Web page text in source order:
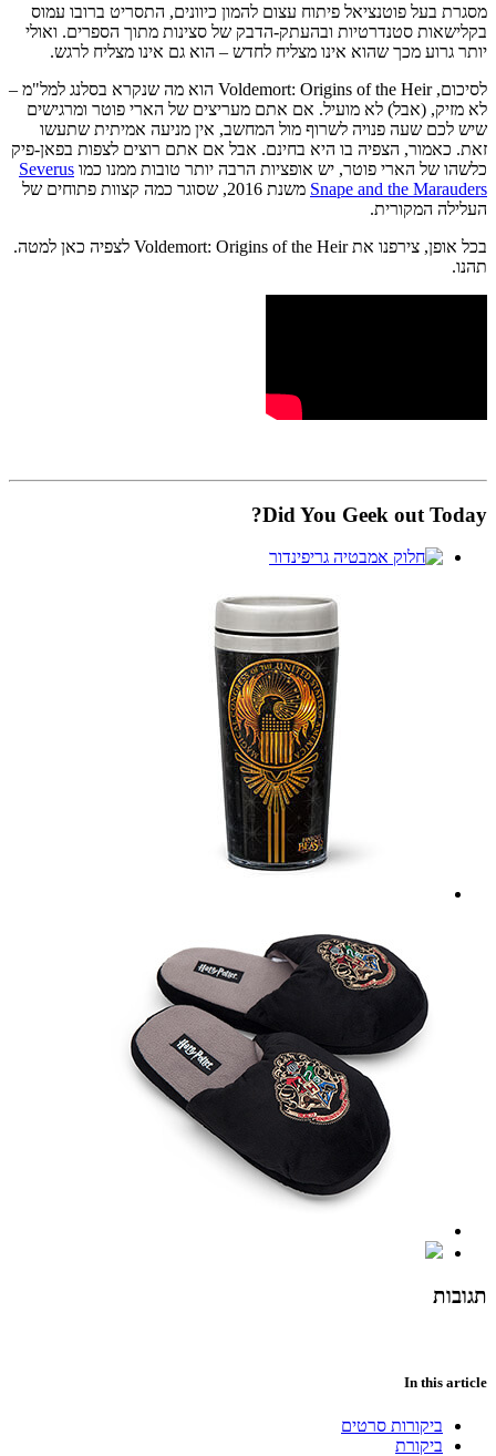
מסגרת בעל פוטנציאל פיתוח עצום להמון כיוונים, התסריט ברובו עמוס
בקלישאות סטנדרטיות ובהעתק-הדבק של סצינות מתוך הספרים. ואולי
יותר גרוע מכך שהוא אינו מצליח לחדש – הוא גם אינו מצליח לרגש.
לסיכום, Voldemort: Origins of the Heir הוא מה שנקרא בסלנג למל"מ –
לא מזיק, (אבל) לא מועיל. אם אתם מעריצים של הארי פוטר ומרגישים
שיש לכם שעה פנויה לשרוף מול המחשב, אין מניעה אמיתית שתעשו
זאת. כאמור, הצפיה בו היא בחינם. אבל אם אתם רוצים לצפות בפאן-פיק
כלשהו של הארי פוטר, יש אופציות הרבה יותר טובות ממנו כמו Severus
Snape and the Marauders
משנת 2016, שסוגר כמה קצוות פתוחים של
העלילה המקורית.
בכל אופן, צירפנו את Voldemort: Origins of the Heir לצפיה כאן למטה.
תהנו.
Did You Geek out Today?
תגובות
In this article
ביקורות סרטים
ביקורת